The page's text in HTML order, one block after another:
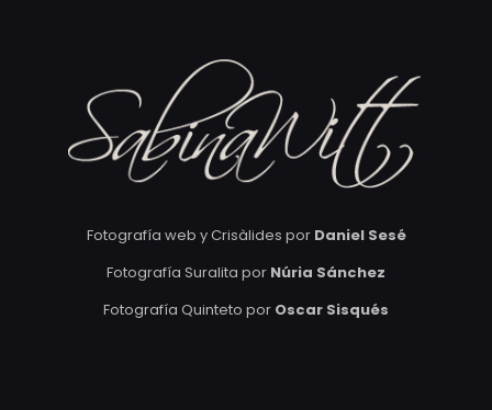
Fotografía web y Crisàlides por Daniel Sesé
Fotografía Suralita por Núria Sánchez
Fotografía Quinteto por Oscar Sisqués